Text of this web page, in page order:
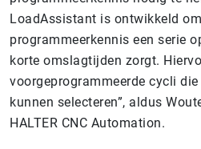
LoadAssistant is ontwikkeld
programmeerkennis een serie
korte omslagtijden zorgt.
voorgeprogrammeerde cycli
kunnen selecteren”, aldus
HALTER CNC Automation.